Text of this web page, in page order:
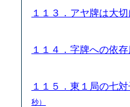
１１３．アヤ牌は大
１１４．字牌への依
１１５．東１局の七
秒）